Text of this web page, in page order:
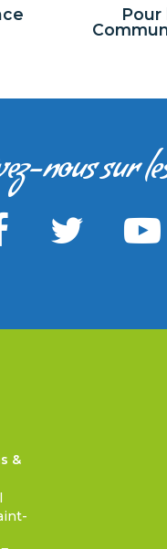
Pour
nous sur
&